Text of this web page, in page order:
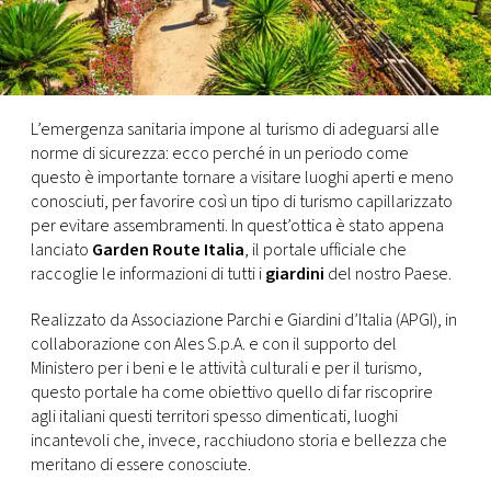
DI
MONACO
RMC
CONSIGLIA
L’emergenza sanitaria impone al turismo di adeguarsi alle
norme di sicurezza: ecco perché in un periodo come
questo è importante tornare a visitare luoghi aperti e meno
conosciuti, per favorire così un tipo di turismo capillarizzato
per evitare assembramenti. In quest’ottica è stato appena
lanciato Garden Route Italia, il portale ufficiale che
raccoglie le informazioni di tutti igiardini del nostro Paese.
Realizzato da Associazione Parchi e Giardini d’Italia (APGI), in
collaborazione con Ales S.p.A. e con il supporto del
Ministero per i beni e le attività culturali e per il turismo,
questo portale ha come obiettivo quello di far riscoprire
agli italiani questi territori spesso dimenticati, luoghi
incantevoli che, invece, racchiudono storia e bellezza che
meritano di essere conosciute.